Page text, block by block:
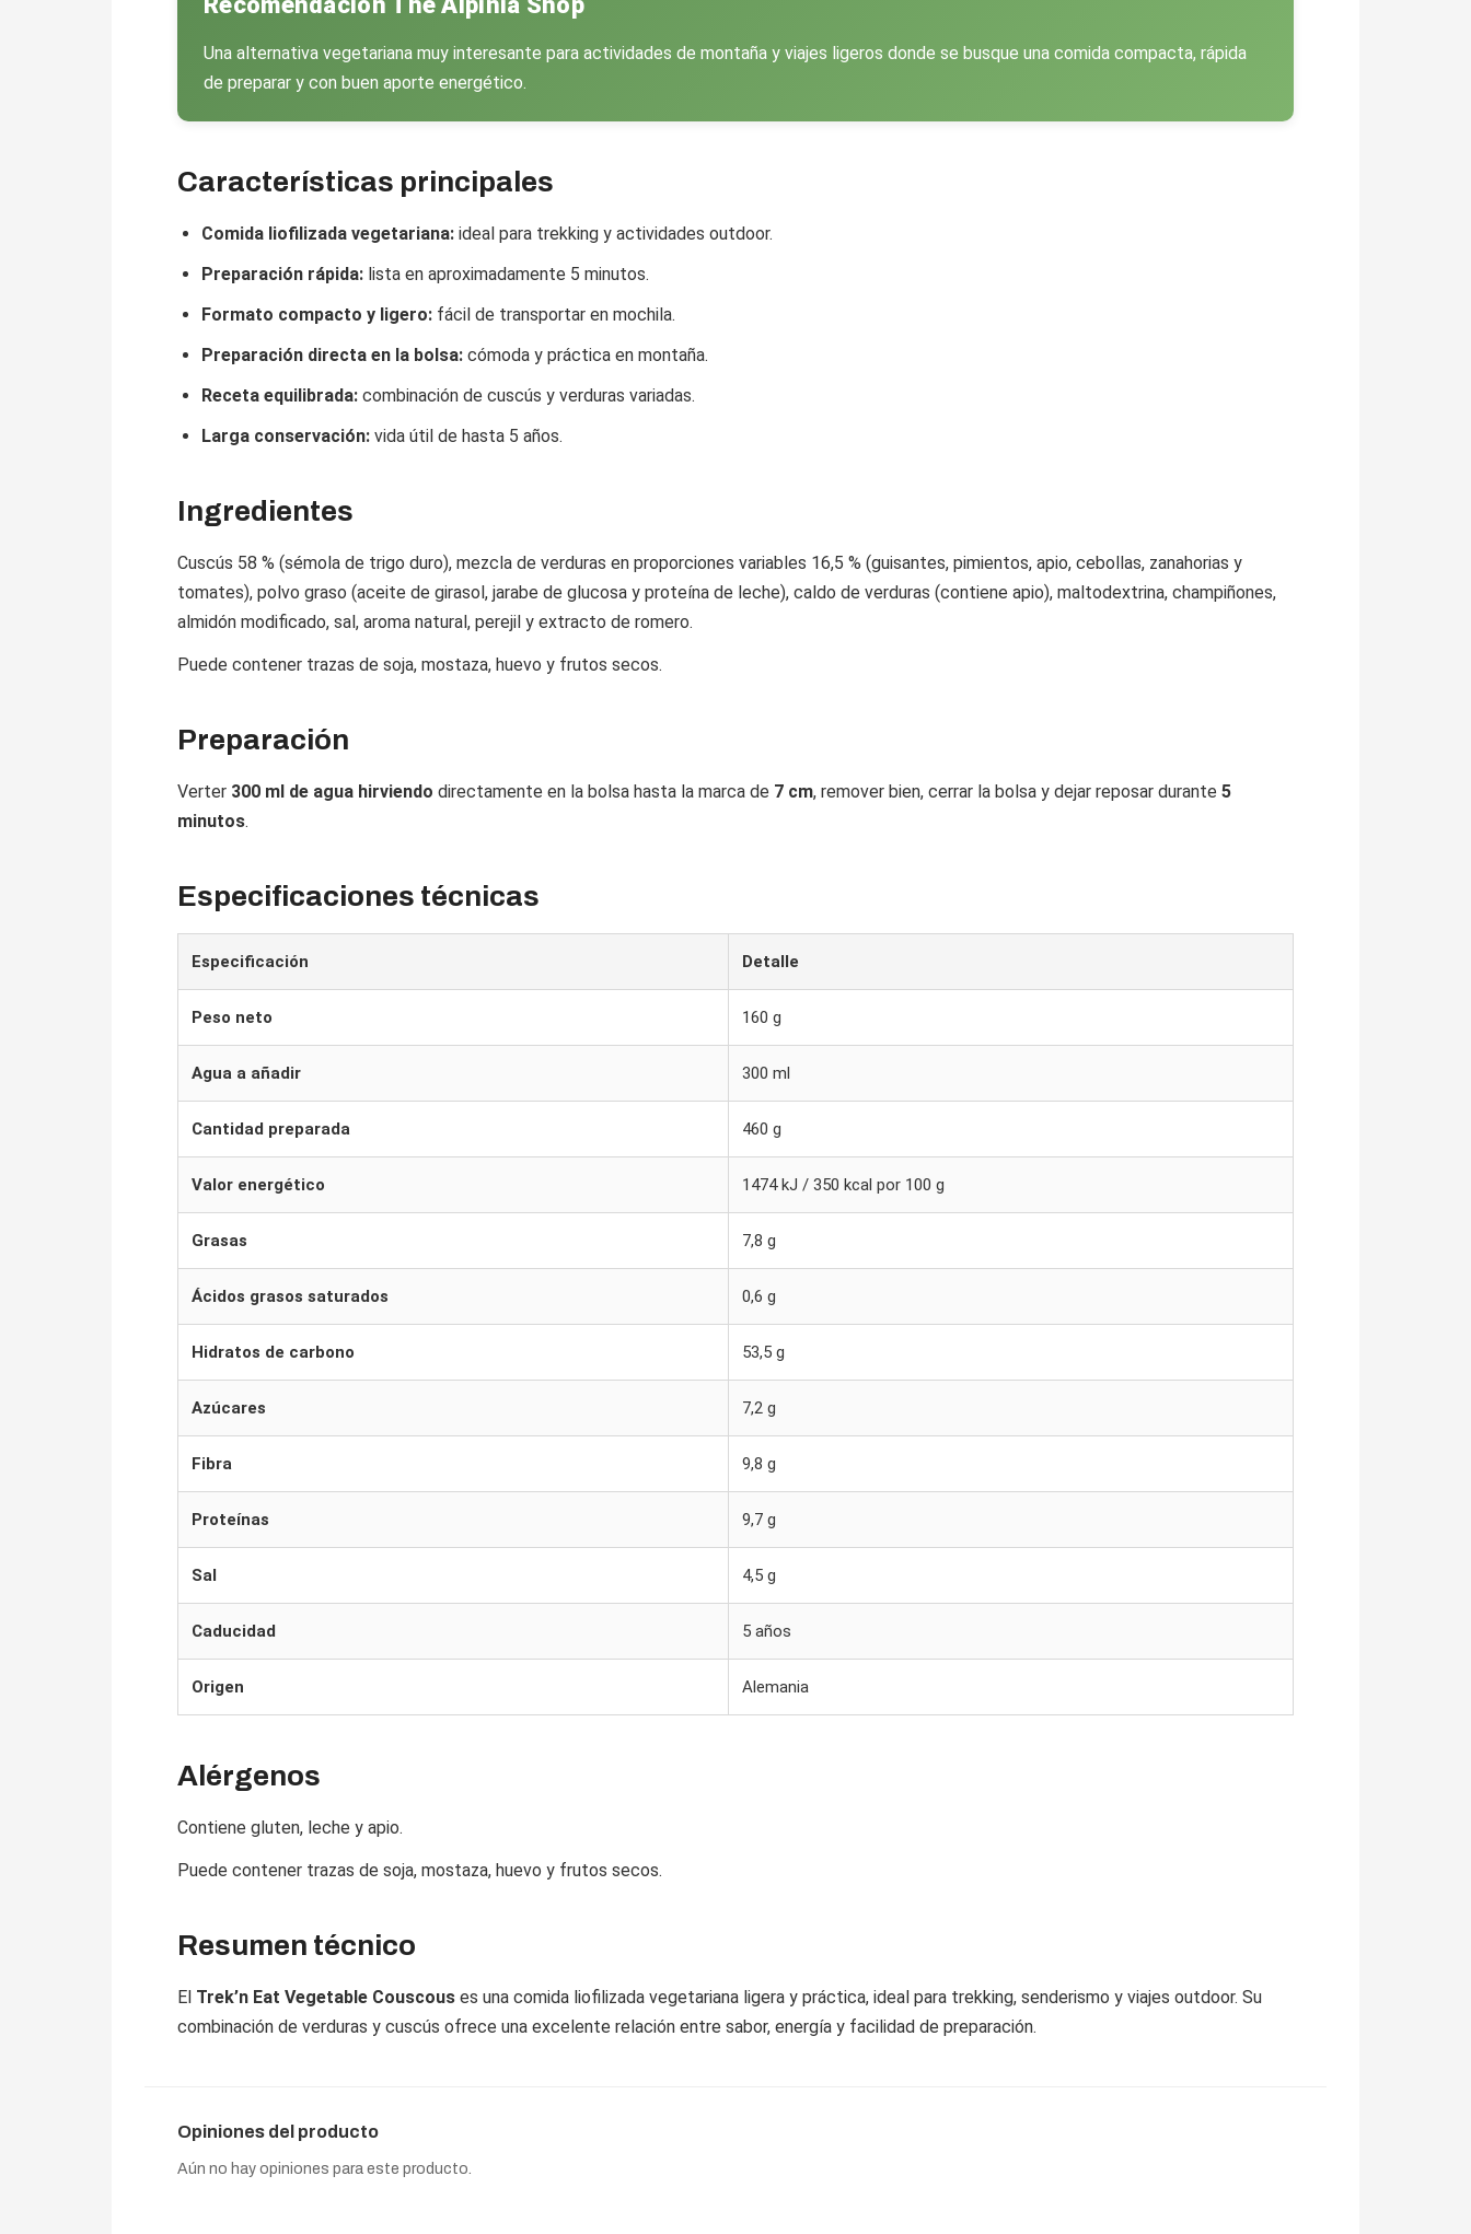
Una alternativa vegetariana muy interesante para actividades de montaña y viajes ligeros donde se busque una comida compacta, rápida
de preparar y con buen aporte energético.
Características principales
Comida liofilizada vegetariana: ideal para trekking y actividades outdoor.
Preparación rápida: lista en aproximadamente 5 minutos.
Formato compacto y ligero: fácil de transportar en mochila.
Preparación directa en la bolsa: cómoda y práctica en montaña.
Receta equilibrada: combinación de cuscús y verduras variadas.
Larga conservación: vida útil de hasta 5 años.
Ingredientes
Cuscús 58 % (sémola de trigo duro), mezcla de verduras en proporciones variables 16,5 % (guisantes, pimientos, apio, cebollas, zanahorias y
tomates), polvo graso (aceite de girasol, jarabe de glucosa y proteína de leche), caldo de verduras (contiene apio), maltodextrina, champiñones,
almidón modificado, sal, aroma natural, perejil y extracto de romero.
Puede contener trazas de soja, mostaza, huevo y frutos secos.
Preparación
Verter 300 ml de agua hirviendo directamente en la bolsa hasta la marca de 7 cm, remover bien, cerrar la bolsa y dejar reposar durante 5
minutos.
Especificaciones técnicas
Especificación Detalle
Peso neto 160 g
Agua a añadir 300 ml
Cantidad preparada 460 g
Valor energético 1474 kJ / 350 kcal por 100 g
Grasas 7,8 g
Ácidos grasos saturados 0,6 g
Hidratos de carbono 53,5 g
Azúcares 7,2 g
Fibra 9,8 g
Proteínas 9,7 g
Sal 4,5 g
Caducidad 5 años
Origen Alemania
Alérgenos
Contiene gluten, leche y apio.
Puede contener trazas de soja, mostaza, huevo y frutos secos.
Resumen técnico
El Trek’n Eat Vegetable Couscous es una comida liofilizada vegetariana ligera y práctica, ideal para trekking, senderismo y viajes outdoor. Su
combinación de verduras y cuscús ofrece una excelente relación entre sabor, energía y facilidad de preparación.
Opiniones del producto
Aún no hay opiniones para este producto.